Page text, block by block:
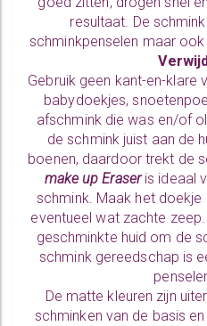
resultaat. De
schminkpenselen maar
Gebruik geen kant-en-klare
babydoekjes,
afschmink die was en/of
de schmink juist aan de
boenen, daardoor trekt de
make up Eraseris ideaal
schmink. Maak het
eventueel wat zachte
geschminkte huid om de
schmink gereedschap is
De matte kleuren zijn
schminken van de basis